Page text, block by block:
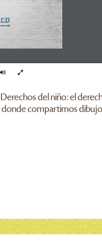
del niño: el
compartimos